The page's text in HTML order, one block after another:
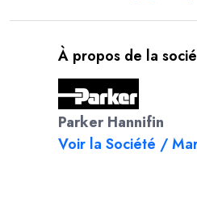
À propos de la
Parker Hannifin
Voir la Société /